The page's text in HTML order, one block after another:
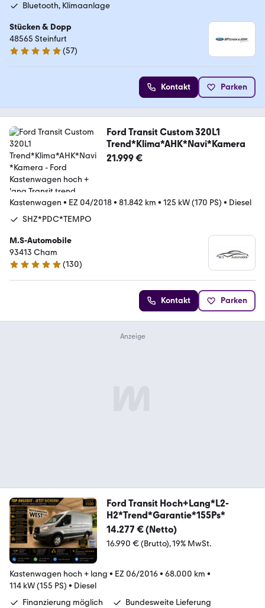
Bluetooth, Klimaanlage
Stücken & Dopp
48565 Steinfurt
5 Sterne
(57)
Kontakt Parken
Ford Transit Custom 320L1
Trend*Klima*AHK*Navi*Kamera
21.999 €
Kastenwagen • EZ 04/2018• 81.842 km • 125 kW (170 PS) • Diesel
SHZ*PDC*TEMPO
M.S-Automobile
93413 Cham
4.9 Sterne
(130)
Kontakt Parken
Ford Transit Hoch+Lang*L2-
H2*Trend*Garantie*155Ps*
14.277 € (Netto)
16.990 € (Brutto) 19% MwSt.
Kastenwagen hoch + lang • EZ 06/2016• 68.000 km •
114 kW (155 PS) • Diesel
Finanzierung möglich
Bundesweite Lieferung